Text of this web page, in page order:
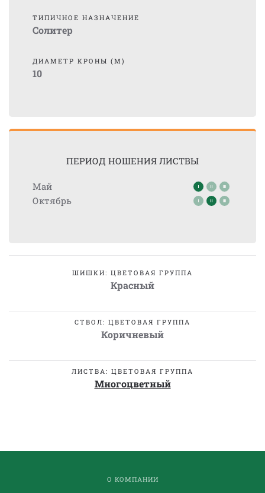
ТИПИЧНОЕ НАЗНАЧЕНИЕ
Солитер
ДИАМЕТР КРОНЫ (М)
10
ПЕРИОД НОШЕНИЯ ЛИСТВЫ
Май
Октябрь
ШИШКИ: ЦВЕТОВАЯ ГРУППА
Красный
СТВОЛ: ЦВЕТОВАЯ ГРУППА
Коричневый
ЛИСТВА: ЦВЕТОВАЯ ГРУППА
Многоцветный
О КОМПАНИИ